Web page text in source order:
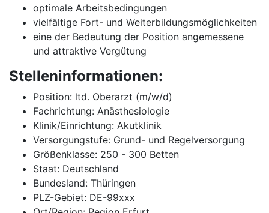
optimale Arbeitsbedingungen
vielfältige Fort- und Weiterbildungsmöglichkeiten
eine der Bedeutung der Position angemessene
und attraktive Vergütung
Stelleninformationen:
Position: ltd. Oberarzt (m/w/d)
Fachrichtung: Anästhesiologie
Klinik/Einrichtung: Akutklinik
Versorgungstufe: Grund- und Regelversorgung
Größenklasse: 250 - 300 Betten
Staat: Deutschland
Bundesland: Thüringen
PLZ-Gebiet: DE-99xxx